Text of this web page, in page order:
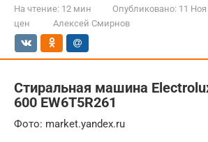
На чтение: 12 мин Опубликовано: 11 Ноя
цен
Алексей Смирнов
Стиральная машина
600 EW6T5R261
Фото: market.yandex.ru